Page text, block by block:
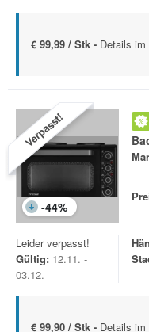
€ 99,99 / Stk - Details
Verpasst!
-44%
Leider verpasst!
Gültig: 12.11. -
03.12.
€ 99,90 / Stk - Details